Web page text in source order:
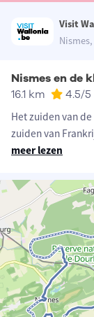
Visit
Nismes en de
16.1 km 4.5/5
Het zuiden van
zuiden van
meer lezen